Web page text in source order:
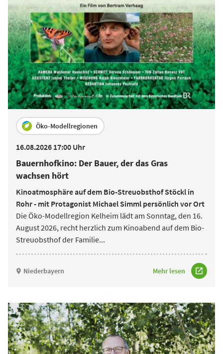
16.08.2026 17:00 Uhr
Bauernhofkino: Der Bauer, der das Gras
wachsen hört
Öko-Modellregionen
Kinoatmosphäre auf dem Bio-Streuobsthof Stöckl in
Rohr - mit Protagonist Michael Simml persönlich vor Ort
Die Öko-Modellregion Kelheim lädt am Sonntag, den 16.
August 2026, recht herzlich zum Kinoabend auf dem Bio-
Streuobsthof der Familie...
Niederbayern Mehr lesen